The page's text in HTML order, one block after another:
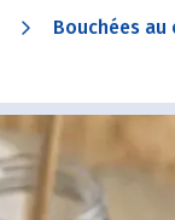
Bouchées au